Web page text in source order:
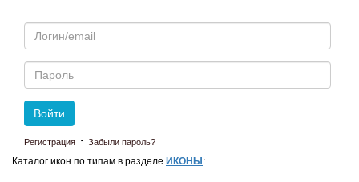
Email
Пароль
Войти
Регистрация · Забыли пароль?
Каталог икон по типам в разделе ИКОНЫ :